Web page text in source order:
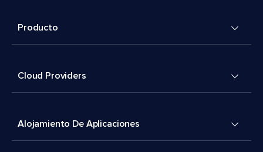
Producto
Cloud Providers
Alojamiento De Aplicaciones